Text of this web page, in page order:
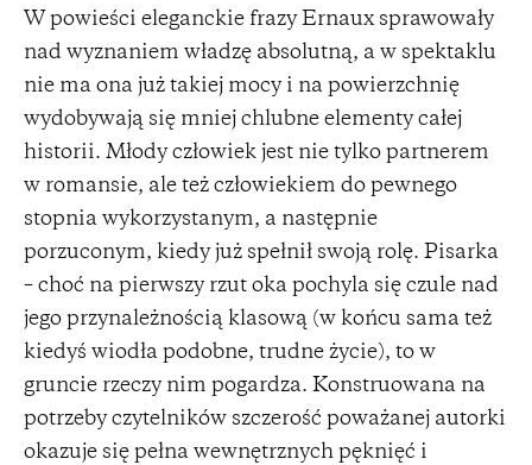
W powieści eleganckie frazy Ernaux sprawowały
nad wyznaniem władzę absolutną, a w spektaklu
nie ma ona już takiej mocy i na powierzchnię
wydobywają się mniej chlubne elementy całej
historii. Młody człowiek jest nie tylko partnerem
w romansie, ale też człowiekiem do pewnego
stopnia wykorzystanym, a następnie
porzuconym, kiedy już spełnił swoją rolę. Pisarka
– choć na pierwszy rzut oka pochyla się czule nad
jego przynależnością klasową (w końcu sama też
kiedyś wiodła podobne, trudne życie), to w
gruncie rzeczy nim pogardza. Konstruowana na
potrzeby czytelników szczerość poważanej autorki
okazuje się pełna wewnętrznych pęknięć i